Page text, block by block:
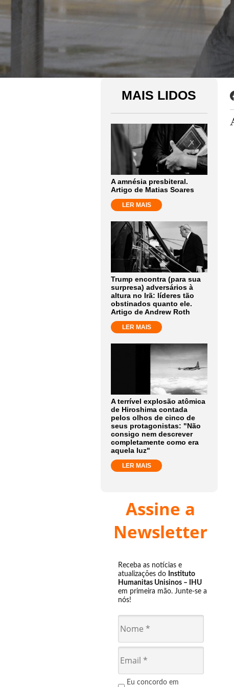
MAIS LIDOS
A amnésia presbiteral.
Artigo de Matias Soares
LER MAIS
Trump encontra (para sua
surpresa) adversários à
altura no Irã: líderes tão
obstinados quanto ele.
Artigo de Andrew Roth
LER MAIS
A terrível explosão atômica
de Hiroshima contada
pelos olhos de cinco de
seus protagonistas: "Não
consigo nem descrever
completamente como era
aquela luz"
LER MAIS
Assine a
Newsletter
Receba as notícias e
atualizações do Instituto
Humanitas Unisinos – IHU
em primeira mão. Junte-se a
nós!
Eu concordo em